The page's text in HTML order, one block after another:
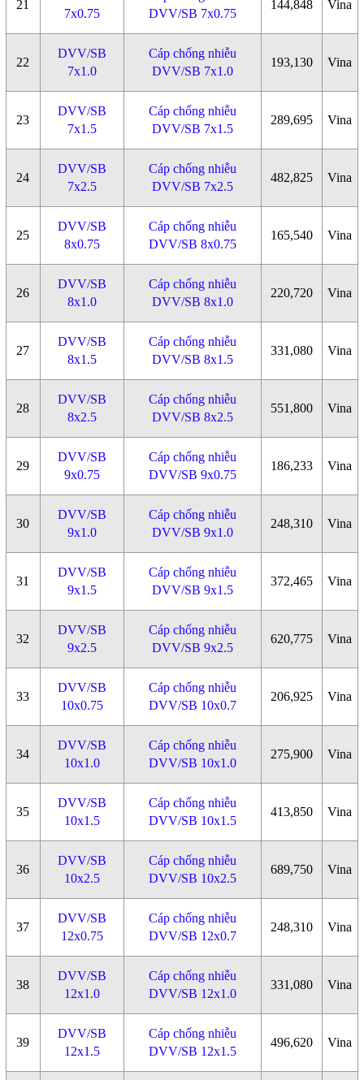
21
7x0.75
DVV/SB 7x0.75
144,848 Vina
22
DVV/SB
7x1.0
Cáp chống nhiễu
DVV/SB 7x1.0
193,130 Vina
23
DVV/SB
7x1.5
Cáp chống nhiễu
DVV/SB 7x1.5
289,695 Vina
24
DVV/SB
7x2.5
Cáp chống nhiễu
DVV/SB 7x2.5
482,825 Vina
25
DVV/SB
8x0.75
Cáp chống nhiễu
DVV/SB 8x0.75
165,540 Vina
26
DVV/SB
8x1.0
Cáp chống nhiễu
DVV/SB 8x1.0
220,720 Vina
27
DVV/SB
8x1.5
Cáp chống nhiễu
DVV/SB 8x1.5
331,080 Vina
28
DVV/SB
8x2.5
Cáp chống nhiễu
DVV/SB 8x2.5
551,800 Vina
29
DVV/SB
9x0.75
Cáp chống nhiễu
DVV/SB 9x0.75
186,233 Vina
30
DVV/SB
9x1.0
Cáp chống nhiễu
DVV/SB 9x1.0
248,310 Vina
31
DVV/SB
9x1.5
Cáp chống nhiễu
DVV/SB 9x1.5
372,465 Vina
32
DVV/SB
9x2.5
Cáp chống nhiễu
DVV/SB 9x2.5
620,775 Vina
33
DVV/SB
10x0.75
Cáp chống nhiễu
DVV/SB 10x0.7
206,925 Vina
34
DVV/SB
10x1.0
Cáp chống nhiễu
DVV/SB 10x1.0
275,900 Vina
35
DVV/SB
10x1.5
Cáp chống nhiễu
DVV/SB 10x1.5
413,850 Vina
36
DVV/SB
10x2.5
Cáp chống nhiễu
DVV/SB 10x2.5
689,750 Vina
37
DVV/SB
12x0.75
Cáp chống nhiễu
DVV/SB 12x0.7
248,310 Vina
38
DVV/SB
12x1.0
Cáp chống nhiễu
DVV/SB 12x1.0
331,080 Vina
39
DVV/SB
12x1.5
Cáp chống nhiễu
DVV/SB 12x1.5
496,620 Vina